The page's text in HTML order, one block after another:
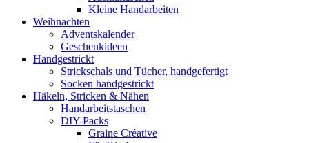
Kleine Handarbeiten
Weihnachten
Adventskalender
Geschenkideen
Handgestrickt
Strickschals und Tücher, handgefertigt
Socken handgestrickt
Häkeln, Stricken & Nähen
Handarbeitstaschen
DIY-Packs
Graine Créative